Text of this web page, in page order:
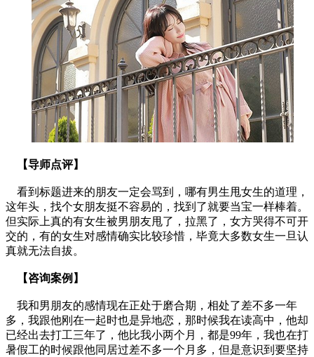
【导师点评】
看到标题进来的朋友一定会骂到，哪有男生甩女生的道理，
这年头，找个女朋友挺不容易的，找到了就要当宝一样棒着。
但实际上真的有女生被男朋友甩了，拉黑了，女方哭得不可开
交的，有的女生对感情确实比较珍惜，毕竟大多数女生一旦认
真就无法自拔。
【咨询案例】
我和男朋友的感情现在正处于磨合期，相处了差不多一年
多，我跟他刚在一起时也是异地恋，那时候我在读高中，他却
已经出去打工三年了，他比我小两个月，都是99年，我也在打
暑假工的时候跟他同居过差不多一个月多，但是意识到要坚持